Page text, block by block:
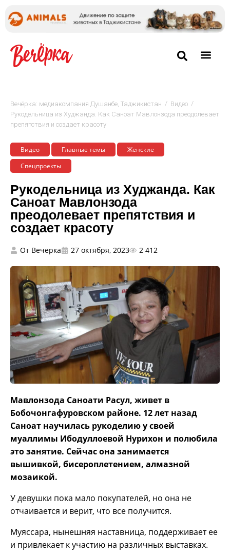
Вечёрка: медиакомпания Душанбе, Таджикистан / Видео /
Рукодельница из Худжанда. Как Саноат Мавлонзода преодолевает
препятствия и создает красоту
Видео Главные темы
Женские
Спецпроекты
Рукодельница из Худжанда. Как
Саноат Мавлонзода
преодолевает препятствия и
создает красоту
От Вечерка 27 октября, 2023 2 412
Мавлонзода Саноати Расул, живет в
Бобочонгафуровском районе. 12 лет назад
Саноат научилась рукоделию у своей
муаллимы Ибодуллоевой Нурихон и полюбила
это занятие. Сейчас она занимается
вышивкой, бисероплетением, алмазной
мозаикой.
У девушки пока мало покупателей, но она не
отчаивается и верит, что все получится.
Муяссара, нынешняя наставница, поддерживает ее
и привлекает к участию на различных выставках.